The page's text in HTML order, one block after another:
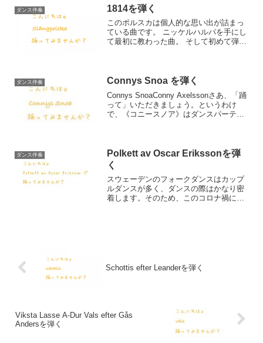
はとても自由なもので、毎度毎度違うこ
とを弾いて...
ダンス伴奏 1814を弾く
このポルスカは個人的な思い出が詰まっ
ている曲です。 ニッケルハルパを手にし
て最初に教わった曲。 そして初めて弾け
た曲。 うまく弓が...
ダンス伴奏 Connys Snoa を弾く
Connys SnoaConny Axelssonさあ、「踊
って」いただきましょう。というわけ
で、《コニースノア》はダンスパーティ
た...
ダンス伴奏
Polkett av Oscar Erikssonを弾
く
スウェーデンのフォークダンスはカップ
ルダンスが多く、ダンスの際はかなり密
着します。そのため、このコロナ禍にお
Schottis efter Leanderを弾く
Viksta Lasse A-Dur Vals efter Gås
Andersを弾く